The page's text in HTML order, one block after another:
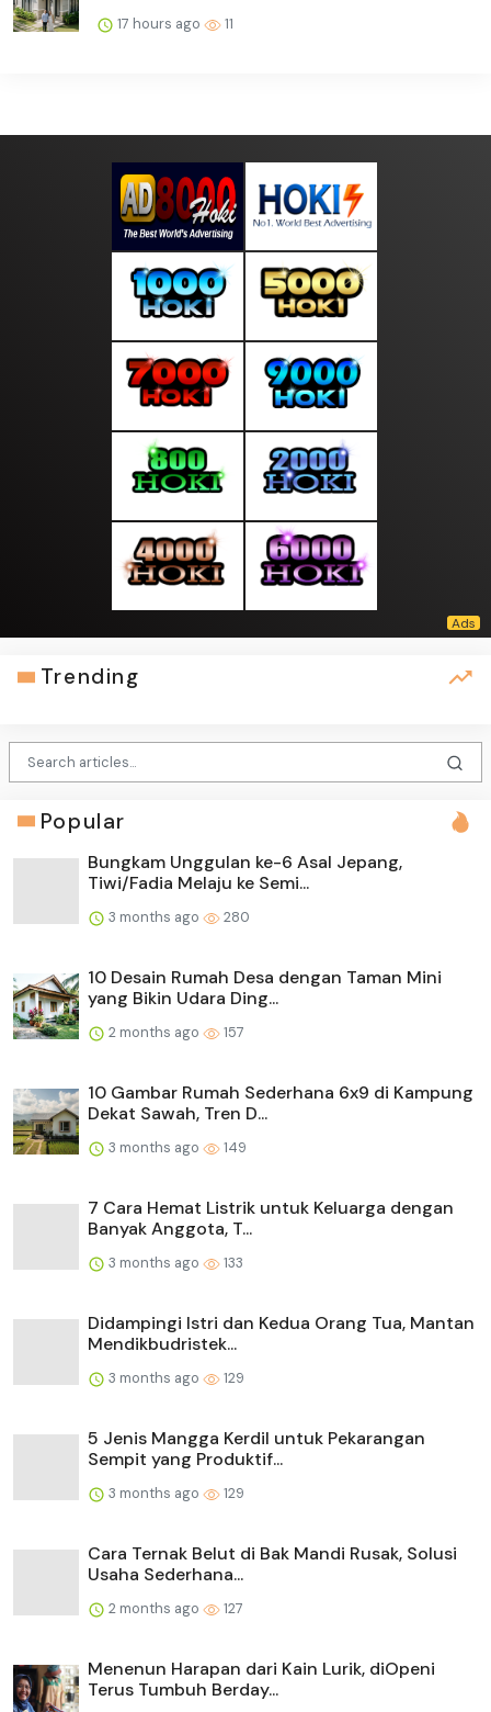
17 hours ago 11
Trending
Popular
Bungkam Unggulan ke-6 Asal Jepang,
Tiwi/Fadia Melaju ke Semi...
3 months ago 280
10 Desain Rumah Desa dengan Taman Mini
yang Bikin Udara Ding...
2 months ago 157
10 Gambar Rumah Sederhana 6x9 di Kampung
Dekat Sawah, Tren D...
3 months ago 149
7 Cara Hemat Listrik untuk Keluarga dengan
Banyak Anggota, T...
3 months ago 133
Didampingi Istri dan Kedua Orang Tua, Mantan
Mendikbudristek...
3 months ago 129
5 Jenis Mangga Kerdil untuk Pekarangan
Sempit yang Produktif...
3 months ago 129
Cara Ternak Belut di Bak Mandi Rusak, Solusi
Usaha Sederhana...
2 months ago 127
Menenun Harapan dari Kain Lurik, diOpeni
Terus Tumbuh Berday...